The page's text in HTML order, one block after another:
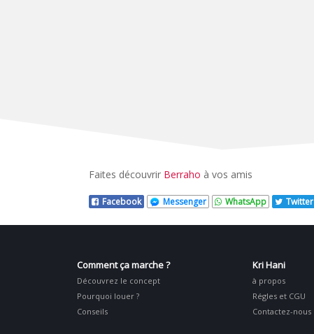
Faites découvrir Berraho à vos amis
Facebook Messenger WhatsApp Twitter
Comment ça marche ?
Découvrez le concept
Pourquoi louer ?
Conseils
Kri Hani
à propos
Régles et CGU
Contactez-nous